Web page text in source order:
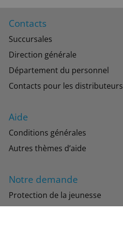
Contacts
Succursales
Direction générale
Département du personnel
Contacts pour les distributeurs
Aide
Conditions générales
Autres thèmes d’aide
Notre demande
Protection de la jeunesse